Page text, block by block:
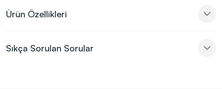
Ürün Özellikleri
Sıkça Sorulan Sorular